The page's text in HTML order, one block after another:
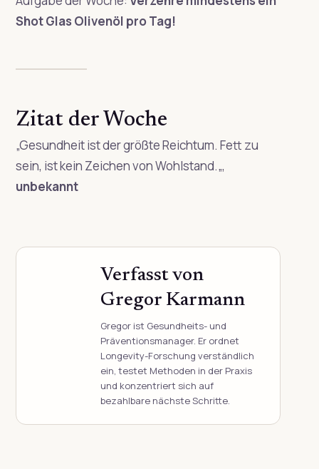
Shot Glas Olivenöl pro Tag!
Zitat der Woche
„Gesundheit ist der größte Reichtum. Fett zu
sein, ist kein Zeichen von Wohlstand.„,
unbekannt
Verfasst von
Gregor Karmann
Gregor ist Gesundheits- und
Präventionsmanager. Er ordnet
Longevity-Forschung verständlich
ein, testet Methoden in der Praxis
und konzentriert sich auf
bezahlbare nächste Schritte.